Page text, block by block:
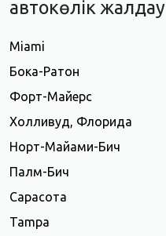
автокөлік жалдау
Miami
Бока-Ратон
Форт-Майерс
Холливуд, Флорида
Норт-Майами-Бич
Палм-Бич
Сарасота
Tampa